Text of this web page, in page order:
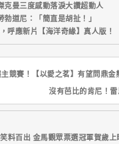
克曼三度感動落淚大讚超動人
道尼：「簡直是胡扯！」
呼應新片【海洋奇緣】真人版！
競賽！【以愛之茗】有望問鼎金
沒有芭比的肯尼！
料百出 金馬觀眾票選冠軍賀歲上